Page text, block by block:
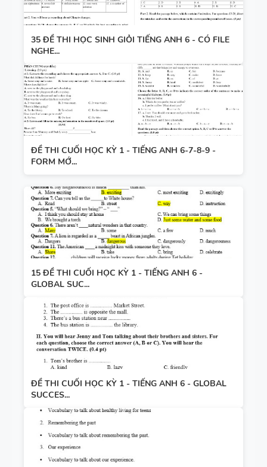
35 ĐỀ THI HỌC SINH GIỎI TIẾNG ANH 6 - CÓ FILE
NGHE...
ĐỀ THI CUỐI HỌC KỲ 1 - TIẾNG ANH 6-7-8-9 -
FORM MỚ...
15 ĐỀ THI CUỐI HỌC KỲ 1 - TIẾNG ANH 6 -
GLOBAL SUC...
ĐỀ THI CUỐI HỌC KỲ 1 - TIẾNG ANH 6 - GLOBAL
SUCCES...